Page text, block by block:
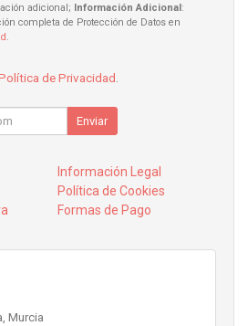
adicional; Información Adicional:
completa de Protección de Datos en
.
de Privacidad.
Enviar
Información Legal
Política de Cookies
Formas de Pago
, Murcia